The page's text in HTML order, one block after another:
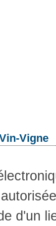
Vigne
d'un